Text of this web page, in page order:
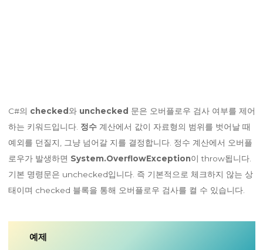
C#의 checked 와 unchecked 문은 오버플로우 검사 여부를 제어
하는 키워드입니다. 정수계산에서 값이 자료형의 범위를 벗어날 때
예외를 던질지, 그냥 넘어갈 지를 결정합니다. 정수 계산에서 오버플
로우가 발생하면 System.OverflowException이 throw됩니다.
기본 명령문은 unchecked입니다. 즉 기본적으로 체크하지 않는 상
태이며 checked 블록을 통해 오버플로우 검사를 켤 수 있습니다.
예제